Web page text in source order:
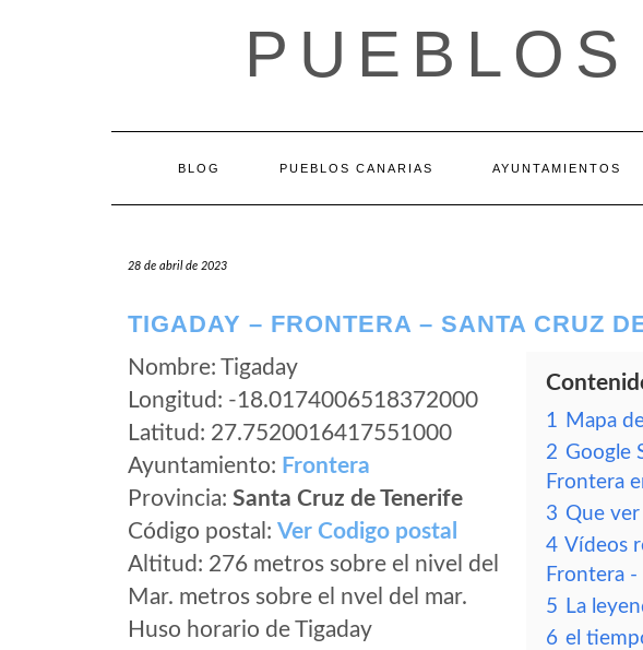
BLOG PUEBLOS CANARIAS AYUNTAMIENTOS
28 de abril de 2023
TIGADAY – FRONTERA – SANTA CRUZ
Nombre: Tigaday
Longitud: -18.0174006518372000
Latitud: 27.7520016417551000
Ayuntamiento: Frontera
Provincia: Santa Cruz de Tenerife
Código postal: Ver Codigo postal
Altitud: 276 metros sobre el nivel del
Mar. metros sobre el nvel del mar.
Huso horario de Tigaday
1 Mapa
2 Google
Frontera
3 Que
4 Vídeos
Frontera -
5 La
6 el